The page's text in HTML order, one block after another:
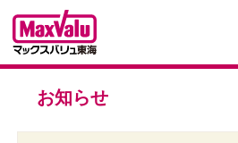
お知らせ